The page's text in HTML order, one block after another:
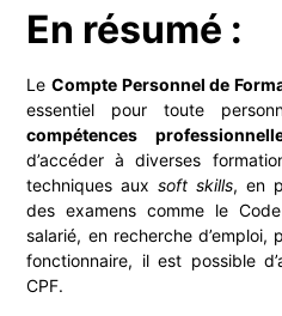
En résumé :
LeCompte Personnel de
essentiel pour toute
compétences
d’accéder à diverses
techniques auxsoft skills, en
des examens comme le
salarié, en recherche d’emploi,
fonctionnaire, il est possible
CPF.